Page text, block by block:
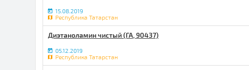
15.08.2019
Республика Татарстан
Диэтаноламин чистый (ГА, 90437)
05.12.2019
Республика Татарстан